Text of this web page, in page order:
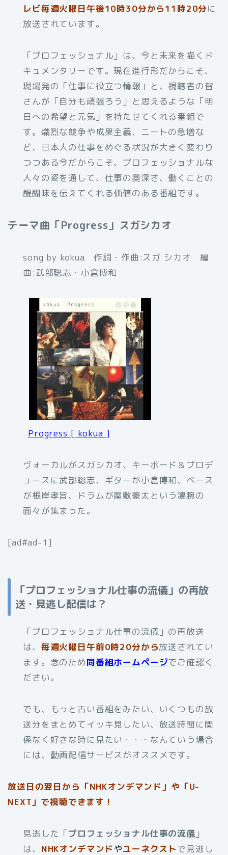
レビ毎週火曜日午後10時30分から11時20分に
放送されています。
「プロフェッショナル」は、今と未来を描くド
キュメンタリーです。現在進行形だからこそ、
現場発の「仕事に役立つ情報」と、視聴者の皆
さんが「自分も頑張ろう」と思えるような「明
日への希望と元気」を持たせてくれる番組で
す。熾烈な競争や成果主義、ニートの急増な
ど、日本人の仕事をめぐる状況が大きく変わり
つつある今だからこそ、プロフェッショナルな
人々の姿を通して、仕事の奥深さ、働くことの
醍醐味を伝えてくれる価値のある番組です。
テーマ曲「Progress」スガシカオ
song by kokua 作詞・作曲:スガ シカオ 編
曲:武部聡志・小倉博和
Progress [ kokua ]
ヴォーカルがスガシカオ、キーボード＆プロデ
ュースに武部聡志、ギターが小倉博和、ベース
が根岸孝旨、ドラムが屋敷豪太という凄腕の
面々が集まった。
[ad#ad-1]
「プロフェッショナル仕事の流儀」の再放
送・見逃し配信は？
「プロフェッショナル仕事の流儀」の再放送
は、 毎週火曜日午前0時20分から放送されてい
ます。念のため同番組ホームページでご確認く
ださい。
でも、もっと古い番組をみたい、いくつもの放
送分をまとめてイッキ見したい、放送時間に関
係なく好きな時に見たい・・・なんていう場合
には、動画配信サービスがオススメです。
放送日の翌日から「NHKオンデマンド」や「U-
NEXT」で視聴できます！
見逃した「プロフェッショナル仕事の流儀 」
は、 NHKオンデマンドやユーネクストで見逃し